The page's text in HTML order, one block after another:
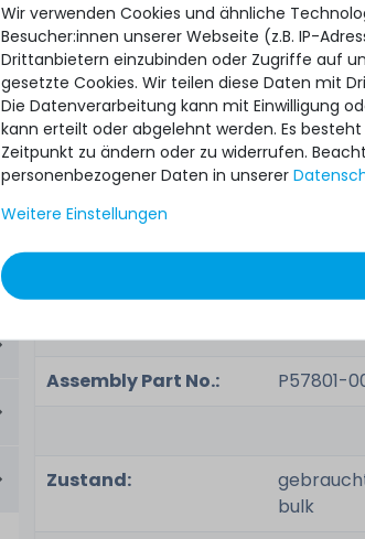
Zugehörige
Teilenummer(n):
Option Kit No.:
P57799-
Renew Option Kit No.:
P57799R-
Spares Part No.:
Assembly Part No.:
P57801-
Zustand:
bulk
Wir verwenden Cookies und ähnliche
Besucher:innen unserer Webseite (z.B. IP-
Drittanbietern einzubinden oder Zugriffe auf
gesetzte Cookies. Wir teilen diese Daten mit
Die Datenverarbeitung kann mit Einwilligung
kann erteilt oder abgelehnt werden. Es
Zeitpunkt zu ändern oder zu widerrufen.
personenbezogener Daten in unserer
Weitere Einstellungen